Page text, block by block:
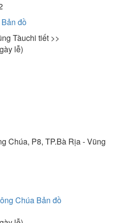
Bản đồ
Tàuchi tiết >>
lễ)
Chúa, P8, TP.Bà Rịa - Vũng
Chúa Bản đồ